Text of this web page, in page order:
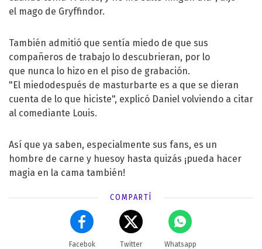
el mago de Gryffindor.
También admitió que sentía miedo de que sus
compañeros de trabajo lo descubrieran, por lo
que nunca lo hizo en el piso de grabación.
"El miedodespués de masturbarte es a que se dieran
cuenta de lo que hiciste", explicó Daniel volviendo a citar
al comediante Louis.
Así que ya saben, especialmente sus fans, es un
hombre de carne y huesoy hasta quizás ¡pueda hacer
magia en la cama también!
COMPARTÍ
Facebok Twitter Whatsapp